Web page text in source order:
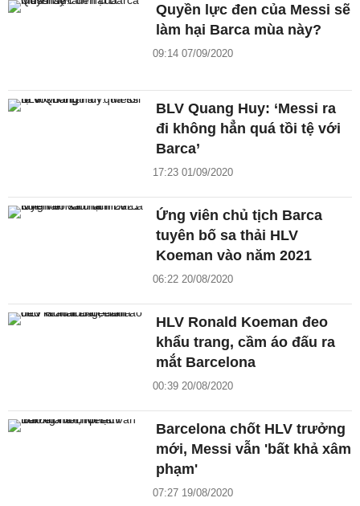
Quyền lực đen của Messi sẽ
làm hại Barca mùa này?
09:14 07/09/2020
BLV Quang Huy: ‘Messi ra
đi không hẳn quá tồi tệ với
Barca’
17:23 01/09/2020
Ứng viên chủ tịch Barca
tuyên bố sa thải HLV
Koeman vào năm 2021
06:22 20/08/2020
HLV Ronald Koeman đeo
khẩu trang, cầm áo đấu ra
mắt Barcelona
00:39 20/08/2020
Barcelona chốt HLV trưởng
mới, Messi vẫn 'bất khả xâm
phạm'
07:27 19/08/2020